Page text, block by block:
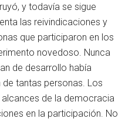
y todavía se sigue
las reivindicaciones y
que participaron en los
novedoso. Nunca
de desarrollo había
tantas personas. Los
de la democracia
en la participación. No